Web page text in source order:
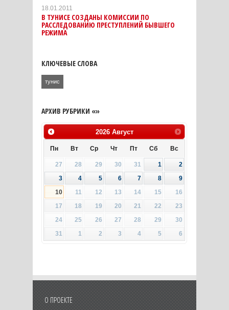
18.01.2011
В ТУНИСЕ СОЗДАНЫ КОМИССИИ ПО
РАССЛЕДОВАНИЮ ПРЕСТУПЛЕНИЙ БЫВШЕГО
РЕЖИМА
КЛЮЧЕВЫЕ СЛОВА
тунис
АРХИВ РУБРИКИ «»
2026 Август
Пн Вт Ср Чт Пт Сб Вс
27 28 29 30 31 1
2
3
4 5 6 7 8
9
10
11 12 13 14 15
16
17
18 19 20 21 22
23
24
25 26 27 28 29
30
31
1 2 3 4 5 6
О ПРОЕКТЕ